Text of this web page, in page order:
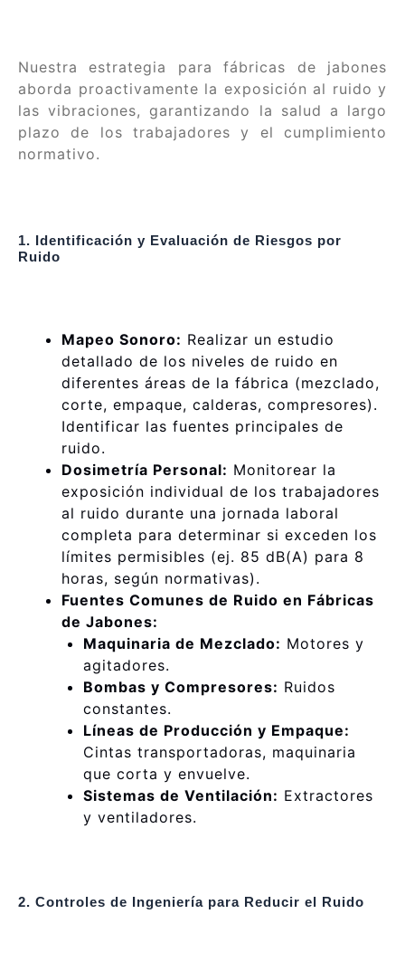
Nuestra estrategia para fábricas de jabones
aborda proactivamente la exposición al ruido y
las vibraciones, garantizando la salud a largo
plazo de los trabajadores y el cumplimiento
normativo.
1. Identificación y Evaluación de Riesgos por
Ruido
Mapeo Sonoro: Realizar un estudio
detallado de los niveles de ruido en
diferentes áreas de la fábrica (mezclado,
corte, empaque, calderas, compresores).
Identificar las fuentes principales de
ruido.
Dosimetría Personal: Monitorear la
exposición individual de los trabajadores
al ruido durante una jornada laboral
completa para determinar si exceden los
límites permisibles (ej. 85 dB(A) para 8
horas, según normativas).
Fuentes Comunes de Ruido en Fábricas
de Jabones:
Maquinaria de Mezclado: Motores y
agitadores.
Bombas y Compresores: Ruidos
constantes.
Líneas de Producción y Empaque:
Cintas transportadoras, maquinaria
que corta y envuelve.
Sistemas de Ventilación: Extractores
y ventiladores.
2. Controles de Ingeniería para Reducir el Ruido